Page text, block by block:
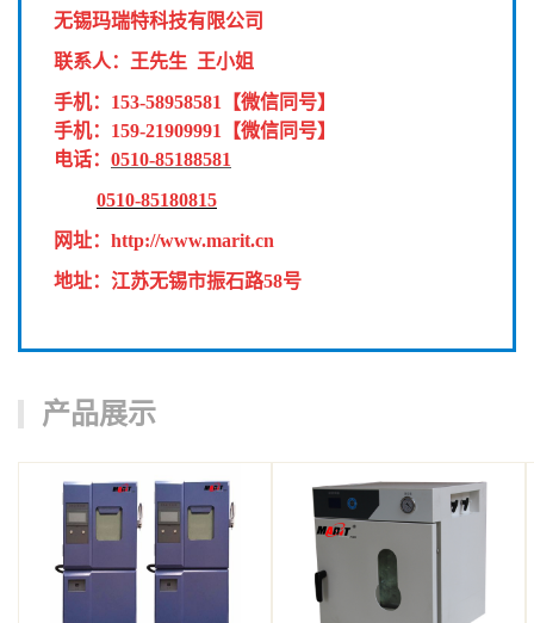
无锡玛瑞特科技有限公司
联系人 ：
王先生 王小姐
手机： 153-58958581
【微信同号】
手机： 159-21909991
【微信同号】
电话： 0510-85188581
0510-85180815
网址： http://www.marit.cn
地址：江苏无锡市振石路58号
产品展示